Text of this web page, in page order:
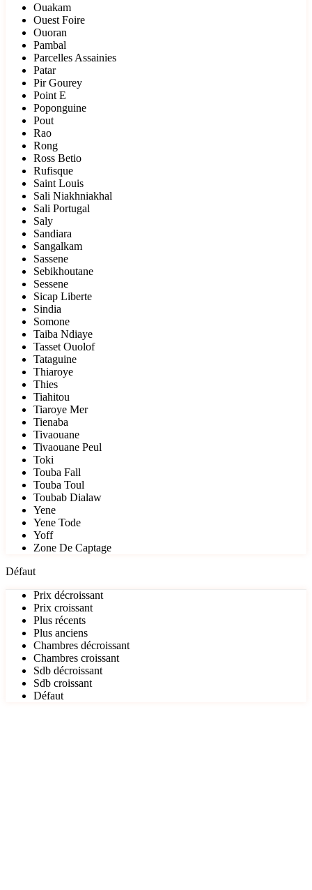
Ouakam
Ouest Foire
Ouoran
Pambal
Parcelles Assainies
Patar
Pir Gourey
Point E
Poponguine
Pout
Rao
Rong
Ross Betio
Rufisque
Saint Louis
Sali Niakhniakhal
Sali Portugal
Saly
Sandiara
Sangalkam
Sassene
Sebikhoutane
Sessene
Sicap Liberte
Sindia
Somone
Taiba Ndiaye
Tasset Ouolof
Tataguine
Thiaroye
Thies
Tiahitou
Tiaroye Mer
Tienaba
Tivaouane
Tivaouane Peul
Toki
Touba Fall
Touba Toul
Toubab Dialaw
Yene
Yene Tode
Yoff
Zone De Captage
Défaut
Prix décroissant
Prix croissant
Plus récents
Plus anciens
Chambres décroissant
Chambres croissant
Sdb décroissant
Sdb croissant
Défaut